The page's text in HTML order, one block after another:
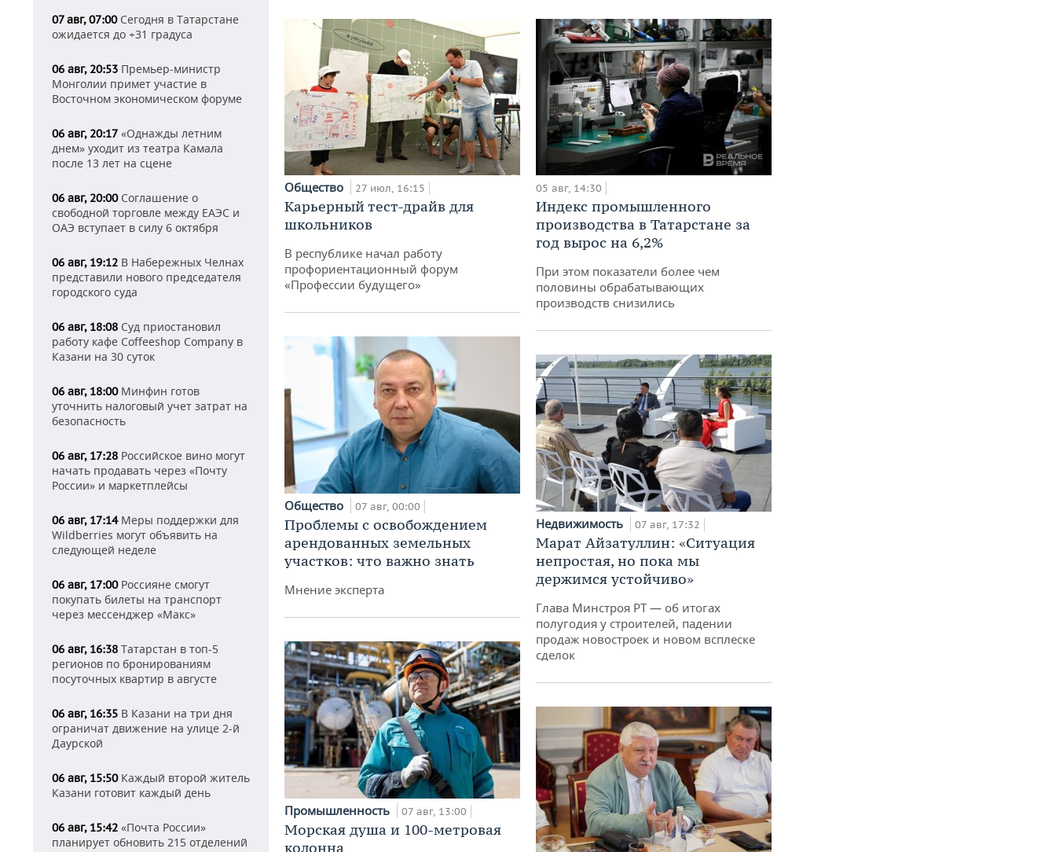
07 авг, 07:00Сегодня в Татарстане
ожидается до +31 градуса
06 авг, 20:53 Премьер-министр
Монголии примет участие в
Восточном экономическом форуме
06 авг, 20:17 «Однажды летним
днем» уходит из театра Камала
после 13 лет на сцене
06 авг, 20:00Соглашение о
свободной торговле между ЕАЭС и
ОАЭ вступает в силу 6 октября
06 авг, 19:12 В Набережных Челнах
представили нового председателя
городского суда
06 авг, 18:08 Суд приостановил
работу кафе Coffeeshop Company в
Казани на 30 суток
06 авг, 18:00Минфин готов
уточнить налоговый учет затрат на
безопасность
06 авг, 17:28 Российское вино могут
начать продавать через «Почту
России» и маркетплейсы
06 авг, 17:14Меры поддержки для
Wildberries могут объявить на
следующей неделе
06 авг, 17:00Россияне смогут
покупать билеты на транспорт
через мессенджер «Макс»
06 авг, 16:38 Татарстан в топ-5
регионов по бронированиям
посуточных квартир в августе
06 авг, 16:35 В Казани на три дня
ограничат движение на улице 2-й
Даурской
06 авг, 15:50Каждый второй житель
Казани готовит каждый день
06 авг, 15:42 «Почта России»
планирует обновить 215 отделений
Общество 27 июл, 16:15
Карьерный тест-драйв для
школьников
В республике начал работу
профориентационный форум
«Профессии будущего»
Общество 07 авг, 00:00
Проблемы с освобождением
арендованных земельных
участков: что важно знать
Мнение эксперта
Промышленность 07 авг, 13:00
Морская душа и 100-метровая
колонна
05 авг, 14:30
Индекс промышленного
производства в Татарстане за
год вырос на 6,2%
При этом показатели более чем
половины обрабатывающих
производств снизились
Недвижимость 07 авг, 17:32
Марат Айзатуллин: «Ситуация
непростая, но пока мы
держимся устойчиво»
Глава Минстроя РТ — об итогах
полугодия у строителей, падении
продаж новостроек и новом всплеске
сделок